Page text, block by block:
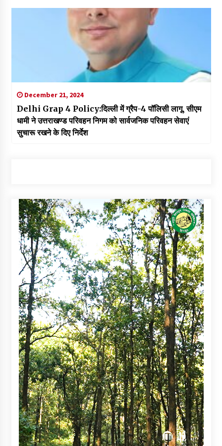
December 21, 2024
Delhi Grap 4 Policy:दिल्ली में ग्रैप-4 पॉलिसी लागू, सीएम
धामी ने उत्तराखण्ड परिवहन निगम को सार्वजनिक परिवहन सेवाएं
सुचारू रखने के दिए निर्देश